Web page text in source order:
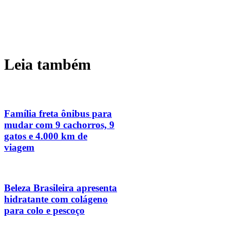
Leia também
Família freta ônibus para
mudar com 9 cachorros, 9
gatos e 4.000 km de
viagem
Beleza Brasileira apresenta
hidratante com colágeno
para colo e pescoço